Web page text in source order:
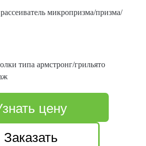
микропризма/призма/
типа армстронг/грильято
цену
Заказать